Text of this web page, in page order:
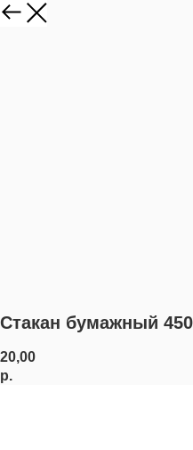
Стакан бумажный
20,00
р.